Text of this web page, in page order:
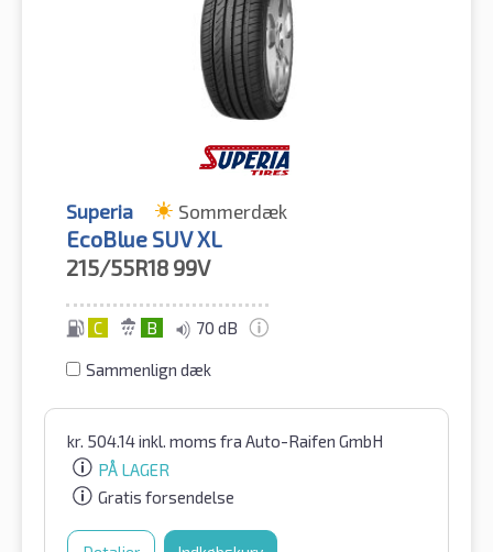
Superia Sommerdæk
EcoBlue SUV XL
215/55R18 99V
C B 70 dB
Sammenlign dæk
kr. 504.14inkl. moms fra Auto-Raifen GmbH
PÅ LAGER
Gratis forsendelse